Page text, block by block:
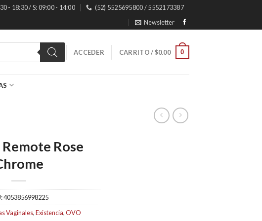
- 18:30 / S: 09:00 - 14:00
(52) 5525695800 / 5552173387
Newsletter
ACCEDER CARRITO /$0.00 0
Rose
4053856998225
Vaginales,Existencia,OVO